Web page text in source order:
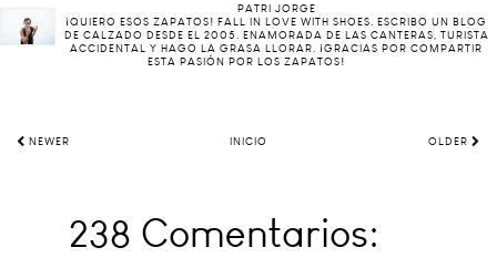
PATRI JORGE
¡QUIERO ESOS ZAPATOS! FALL IN LOVE WITH SHOES. ESCRIBO UN BLOG
DE CALZADO DESDE EL 2005. ENAMORADA DE LAS CANTERAS, TURISTA
ACCIDENTAL Y HAGO LA GRASA LLORAR. ¡GRACIAS POR COMPARTIR
ESTA PASIÓN POR LOS ZAPATOS!
NEWER INICIO OLDER
238 Comentarios: